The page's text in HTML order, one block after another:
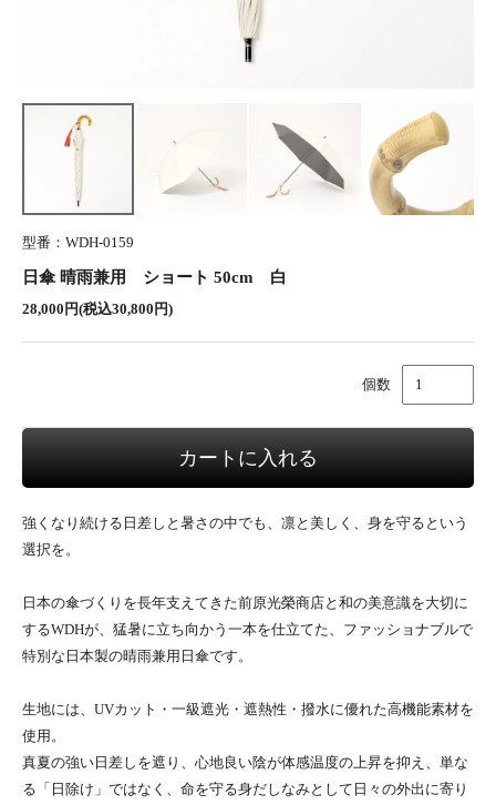
型番：WDH-0159
日傘 晴雨兼用 ショート 50cm 白
28,000円(税込30,800円)
個数
カートに入れる
強くなり続ける日差しと暑さの中でも、凛と美しく、身を守るという
選択を。
日本の傘づくりを長年支えてきた前原光榮商店と和の美意識を大切に
するWDHが、猛暑に立ち向かう一本を仕立てた、ファッショナブルで
特別な日本製の晴雨兼用日傘です。
生地には、UVカット・一級遮光・遮熱性・撥水に優れた高機能素材を
使用。
真夏の強い日差しを遮り、心地良い陰が体感温度の上昇を抑え、単な
る「日除け」ではなく、命を守る身だしなみとして日々の外出に寄り